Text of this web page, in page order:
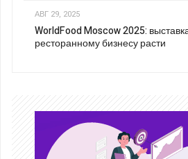
АВГ 29, 2025
WorldFood Moscow 2025:
ресторанному бизнесу расти